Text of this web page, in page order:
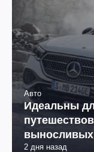
Авто
Идеальны
выносливых
2 дня назад